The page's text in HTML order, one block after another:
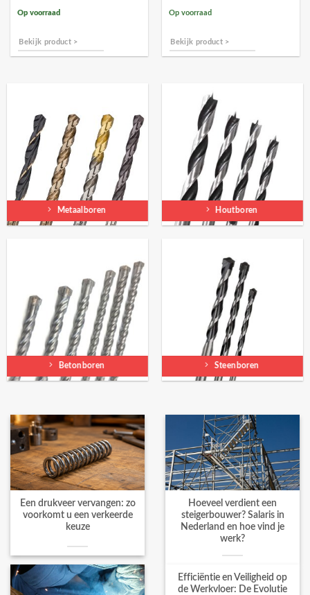
Op voorraad
Bekijk product >
Op voorraad
Bekijk product >
Metaalboren Houtboren
Betonboren Steenboren
Een drukveer vervangen: zo
voorkomt u een verkeerde
keuze
Hoeveel verdient een
steigerbouwer? Salaris in
Nederland en hoe vind je
werk?
Efficiëntie en Veiligheid op
de Werkvloer: De Evolutie